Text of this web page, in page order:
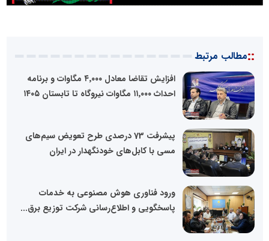
::مطالب مرتبط
افزایش تقاضا معادل ۴٬۰۰۰ مگاوات و برنامه
احداث ۱۱٬۰۰۰ مگاوات نیروگاه تا تابستان ۱۴۰۵
پیشرفت 73 درصدی طرح تعویض سیم‌های
مسی با کابل‌های خودنگهدار در ایران
ورود فناوری هوش مصنوعی به خدمات
پاسخگویی و اطلاع‌رسانی شرکت توزیع برق...